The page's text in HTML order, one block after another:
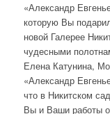
«Александр
которую Вы
новой Галерее
чудесными
Елена Катунина,
«Александр
что в Никитском
Вы и Ваши работы